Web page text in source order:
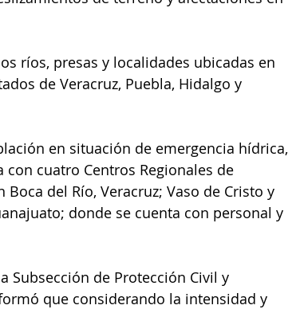
ríos, presas y localidades ubicadas en
de Veracruz, Puebla, Hidalgo y
en situación de emergencia hídrica,
con cuatro Centros Regionales de
Boca del Río, Veracruz; Vaso de Cristo y
donde se cuenta con personal y
Subsección de Protección Civil y
que considerando la intensidad y